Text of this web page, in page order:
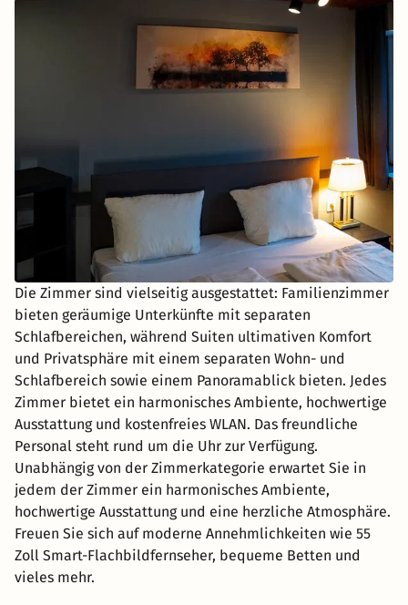
Die Zimmer sind vielseitig ausgestattet: Familienzimmer
bieten geräumige Unterkünfte mit separaten
Schlafbereichen, während Suiten ultimativen Komfort
und Privatsphäre mit einem separaten Wohn- und
Schlafbereich sowie einem Panoramablick bieten. Jedes
Zimmer bietet ein harmonisches Ambiente, hochwertige
Ausstattung und kostenfreies WLAN. Das freundliche
Personal steht rund um die Uhr zur Verfügung.
Unabhängig von der Zimmerkategorie erwartet Sie in
jedem der Zimmer ein harmonisches Ambiente,
hochwertige Ausstattung und eine herzliche Atmosphäre.
Freuen Sie sich auf moderne Annehmlichkeiten wie 55
Zoll Smart-Flachbildfernseher, bequeme Betten und
vieles mehr.